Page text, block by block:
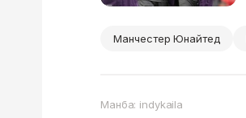
Манчестер Юнайтед
Манба: indykaila